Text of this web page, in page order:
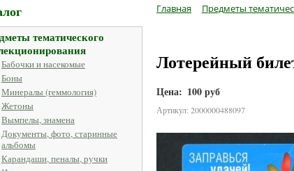
тематического
Бабочки и насекомые
Боны
Минералы (геммология)
Жетоны
Вымпелы, знамена
Документы, фото, старинные
альбомы
Карандаши, пеналы, ручки
Главная Предметы
Лотерейный
Цена: 100 руб
Артикул: 2000000488097